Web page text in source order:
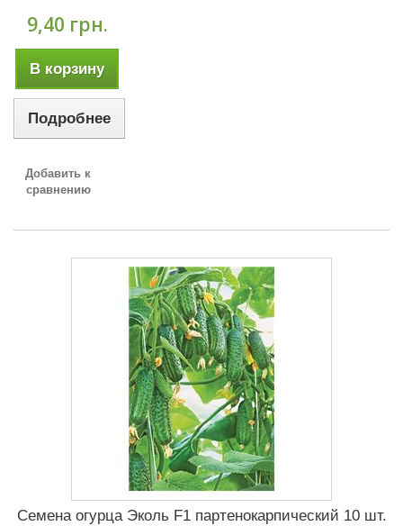
9,40 грн.
В корзину
Подробнее
Добавить к
сравнению
Семена огурца Эколь F1 партенокарпический 10 шт.